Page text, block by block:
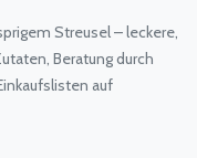
Streusel – leckere,
Beratung durch
auf